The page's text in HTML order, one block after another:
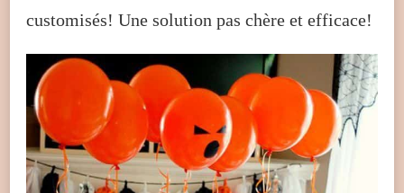
customisés! Une solution pas chère et efficace!